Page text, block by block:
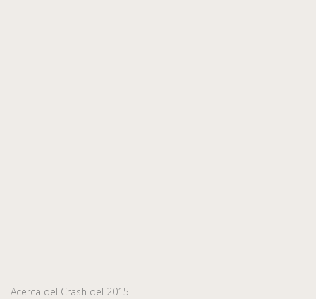
Acerca del Crash del 2015